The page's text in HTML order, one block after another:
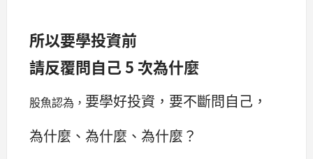
所以要學投資前
請反覆問自己 5 次為什麼
股魚認為， 要學好投資，要不斷問自己，
為什麼、為什麼、為什麼？